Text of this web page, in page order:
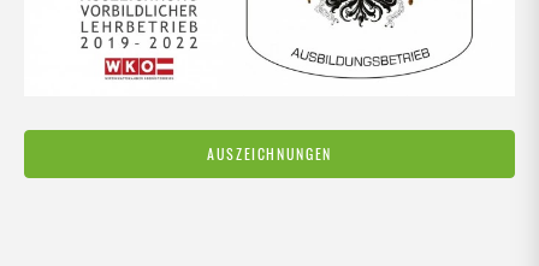
AUSZEICHNUNGEN